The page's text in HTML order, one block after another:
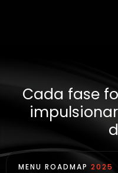
Cada fase
MENU ROADMAP 2025